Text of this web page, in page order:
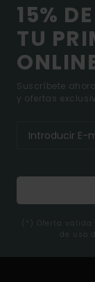
15%
TU
Suscríbete
y ofertas
(*) Oferta
de uso